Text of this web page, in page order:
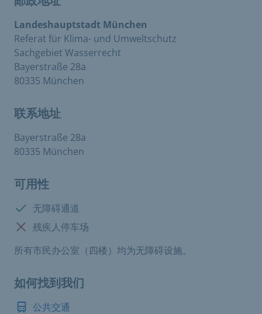
Landeshauptstadt München
Referat für Klima- und Umweltschutz
Sachgebiet Wasserrecht
Bayerstraße 28a
80335 München
联系地址
Bayerstraße 28a
80335 München
可用性
有:
无障碍通道
没有:残疾人停车场
所有市民办公室（四楼）均为无障碍设施。
如何找到我们
公共交通